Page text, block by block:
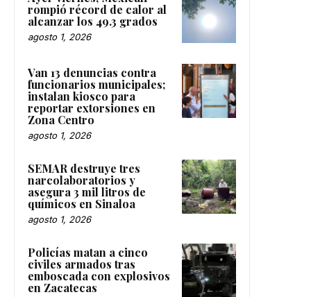
rompió récord de calor al
alcanzar los 49.3 grados
agosto 1, 2026
Van 13 denuncias contra
funcionarios municipales;
instalan kiosco para
reportar extorsiones en
Zona Centro
agosto 1, 2026
SEMAR destruye tres
narcolaboratorios y
asegura 3 mil litros de
químicos en Sinaloa
agosto 1, 2026
Policías matan a cinco
civiles armados tras
emboscada con explosivos
en Zacatecas